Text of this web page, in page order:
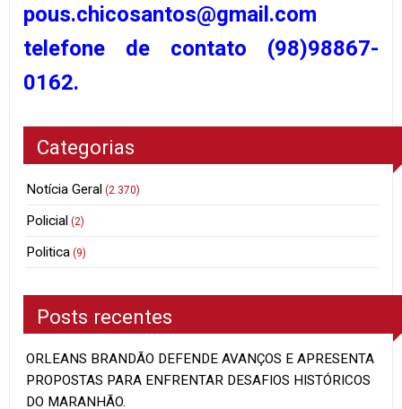
pous.chicosantos@gmail.com
telefone de contato (98)98867-
0162.
Categorias
Notícia Geral (2.370)
Policial (2)
Politica (9)
Posts recentes
ORLEANS BRANDÃO DEFENDE AVANÇOS E APRESENTA
PROPOSTAS PARA ENFRENTAR DESAFIOS HISTÓRICOS
DO MARANHÃO.